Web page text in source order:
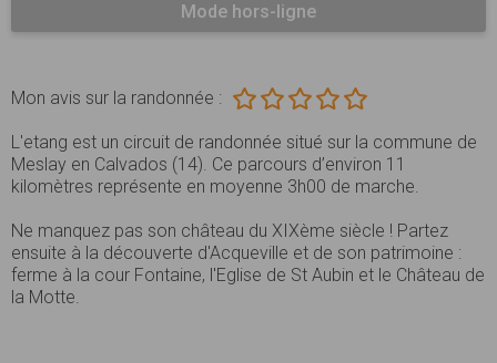
Mode hors-ligne
Mon avis sur la randonnée :
L'etang est un circuit de randonnée situé sur la commune de
Meslay en Calvados (14). Ce parcours d’environ 11
kilomètres représente en moyenne 3h00 de marche.
Ne manquez pas son château du XIXème siècle ! Partez
ensuite à la découverte d'Acqueville et de son patrimoine :
ferme à la cour Fontaine, l'Eglise de St Aubin et le Château de
la Motte.